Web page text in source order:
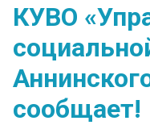
КУВО
сообщает!